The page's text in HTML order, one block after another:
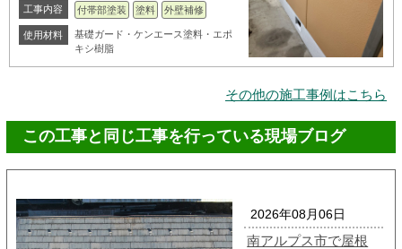
工事内容 付帯部塗装 塗料 外壁補修
使用材料
基礎ガード・ケンエース塗料・エポ
キシ樹脂
その他の施工事例はこちら
この工事と同じ工事を行っている現場ブログ
2026年08月06日
南アルプス市で屋根